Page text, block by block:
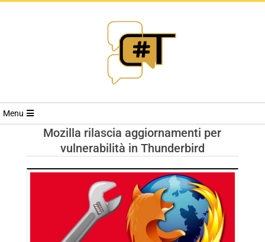
RIVISTA
TRENDS
Menu
Mozilla rilascia aggiornamenti per
vulnerabilità in Thunderbird